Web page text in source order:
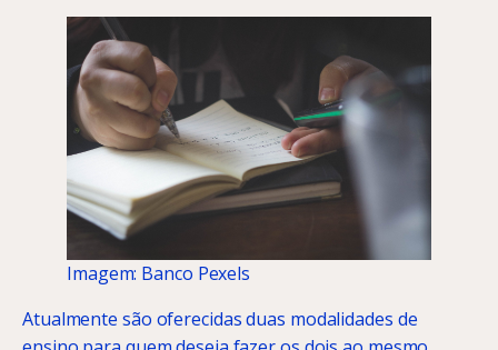
Imagem: Banco Pexels
Atualmente são oferecidas duas modalidades de